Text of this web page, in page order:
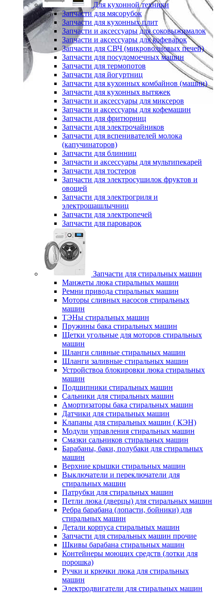
Для кухонной техники
Запчасти для мясорубок
Запчасти для кухонных плит
Запчасти и аксессуары для соковыжималок
Запчасти и аксессуары для кофеварок
Запчасти для СВЧ (микроволновых печей)
Запчасти для посудомоечных машин
Запчасти для термопотов
Запчасти для йогуртниц
Запчасти для кухонных комбайнов (машин)
Запчасти для кухонных вытяжек
Запчасти и аксессуары для миксеров
Запчасти и аксессуары для кофемашин
Запчасти для фритюрниц
Запчасти для электрочайников
Запчасти для вспенивателей молока
(капучинаторов)
Запчасти для блинниц
Запчасти и аксессуары для мультипекарей
Запчасти для тостеров
Запчасти для электросушилок фруктов и
овощей
Запчасти для электрогриля и
электрошашлычниц
Запчасти для электропечей
Запчасти для пароварок
Запчасти для стиральных машин
Манжеты люка стиральных машин
Ремни привода стиральных машин
Моторы сливных насосов стиральных
машин
ТЭНы стиральных машин
Пружины бака стиральных машин
Щетки угольные для моторов стиральных
машин
Шланги сливные стиральных машин
Шланги заливные стиральных машин
Устройствоа блокировки люка стиральных
машин
Подшипники стиральных машин
Сальники для стиральных машин
Амортизаторы бака стиральных машин
Датчики для стиральных машин
Клапаны для стиральных машин ( КЭН)
Модули управления стиральных машин
Смазки сальников стиральных машин
Барабаны, баки, полубаки для стиральных
машин
Верхние крышки стиральных машин
Выключатели и переключатели для
стиральных машин
Патрубки для стиральных машин
Петли люка (дверцы) для стиральных машин
Ребра барабана (лопасти, бойники) для
стиральных машин
Детали корпуса стиральных машин
Запчасти для стиральных машин прочие
Шкивы барабана стиральных машин
Контейнеры моющих средств (лотки для
порошка)
Ручки и крючки люка для стиральных
машин
Электродвигатели для стиральных машин